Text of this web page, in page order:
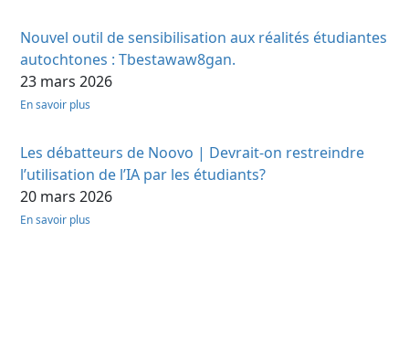
Nouvel outil de sensibilisation aux réalités étudiantes
autochtones : Tbestawaw8gan.
23 mars 2026
En savoir plus
Les débatteurs de Noovo | Devrait-on restreindre
l’utilisation de l’IA par les étudiants?
20 mars 2026
En savoir plus